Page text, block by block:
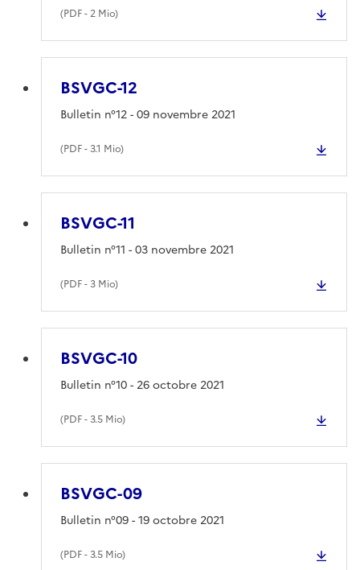
(PDF- 2 Mio)
BSVGC-12
(PDF- 3.1 Mio)
Bulletin n°12 - 09 novembre 2021
BSVGC-11
(PDF- 3 Mio)
Bulletin n°11 - 03 novembre 2021
BSVGC-10
(PDF- 3.5 Mio)
Bulletin n°10 - 26 octobre 2021
BSVGC-09
(PDF- 3.5 Mio)
Bulletin n°09 - 19 octobre 2021